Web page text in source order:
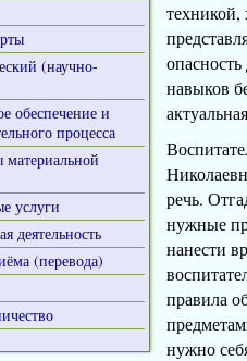
(научно-
обеспечение и
процесса
услуги
деятельность
(перевода)
навыков
речь.
нужные
нанести
правила
нужно